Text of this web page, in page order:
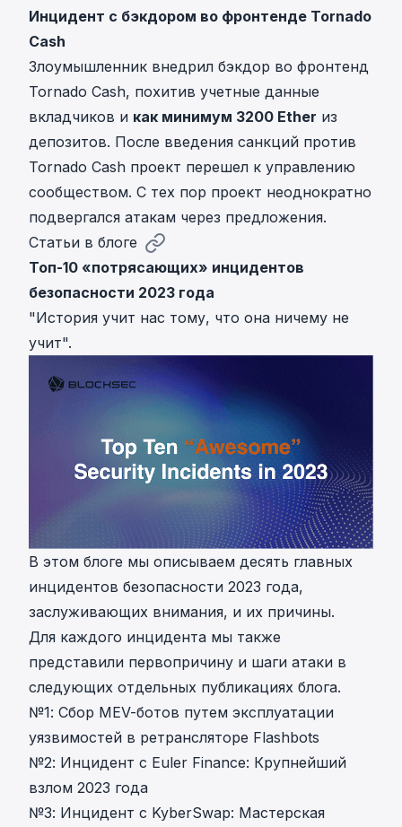
Инцидент с бэкдором во фронтенде Tornado
Cash
Злоумышленник внедрил бэкдор во фронтенд
Tornado Cash, похитив учетные данные
вкладчиков и как минимум 3200 Ether из
депозитов. После введения санкций против
Tornado Cash проект перешел к управлению
сообществом. С тех пор проект неоднократно
подвергался атакам через предложения.
Статьи в блоге
Топ-10 «потрясающих» инцидентов
безопасности 2023 года
"История учит нас тому, что она ничему не
учит".
В этом блоге мы описываем десять главных
инцидентов безопасности 2023 года,
заслуживающих внимания, и их причины.
Для каждого инцидента мы также
представили первопричину и шаги атаки в
следующих отдельных публикациях блога.
№1: Сбор MEV-ботов путем эксплуатации
уязвимостей в ретрансляторе Flashbots
№2: Инцидент с Euler Finance: Крупнейший
взлом 2023 года
№3: Инцидент с KyberSwap: Мастерская